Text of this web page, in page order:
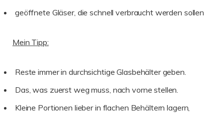
geöffnete Gläser, die schnell verbraucht werden sollen
Mein Tipp:
Reste immer in durchsichtige Glasbehälter geben.
Das, was zuerst weg muss, nach vorne stellen.
Kleine Portionen lieber in flachen Behältern lagern,